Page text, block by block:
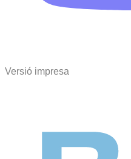
Versió impresa